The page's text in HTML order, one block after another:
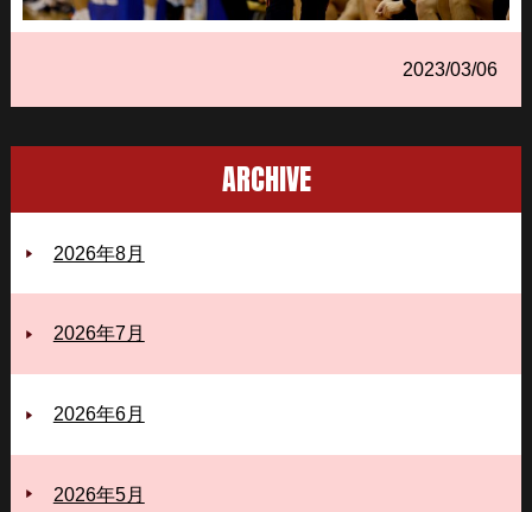
2023/03/06
ARCHIVE
2026年8月
2026年7月
2026年6月
2026年5月